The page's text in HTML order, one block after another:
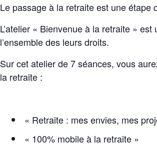
Le passage à la retraite est une étape
L’atelier « Bienvenue à la retraite »
l’ensemble des leurs droits.
Sur cet atelier de 7 séances, vous
la retraite :
« Retraite : mes envies, mes
« 100% mobile à la retraite »